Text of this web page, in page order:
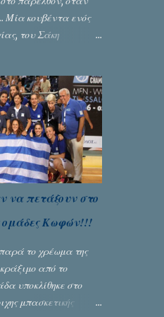
Μία κουβέντα ενός
του Σάκη
να πετάξουν στο
ομάδες Κωφών!!!
το χρέωμα της
από το
υποκλίθηκε στο
μπασκετικής